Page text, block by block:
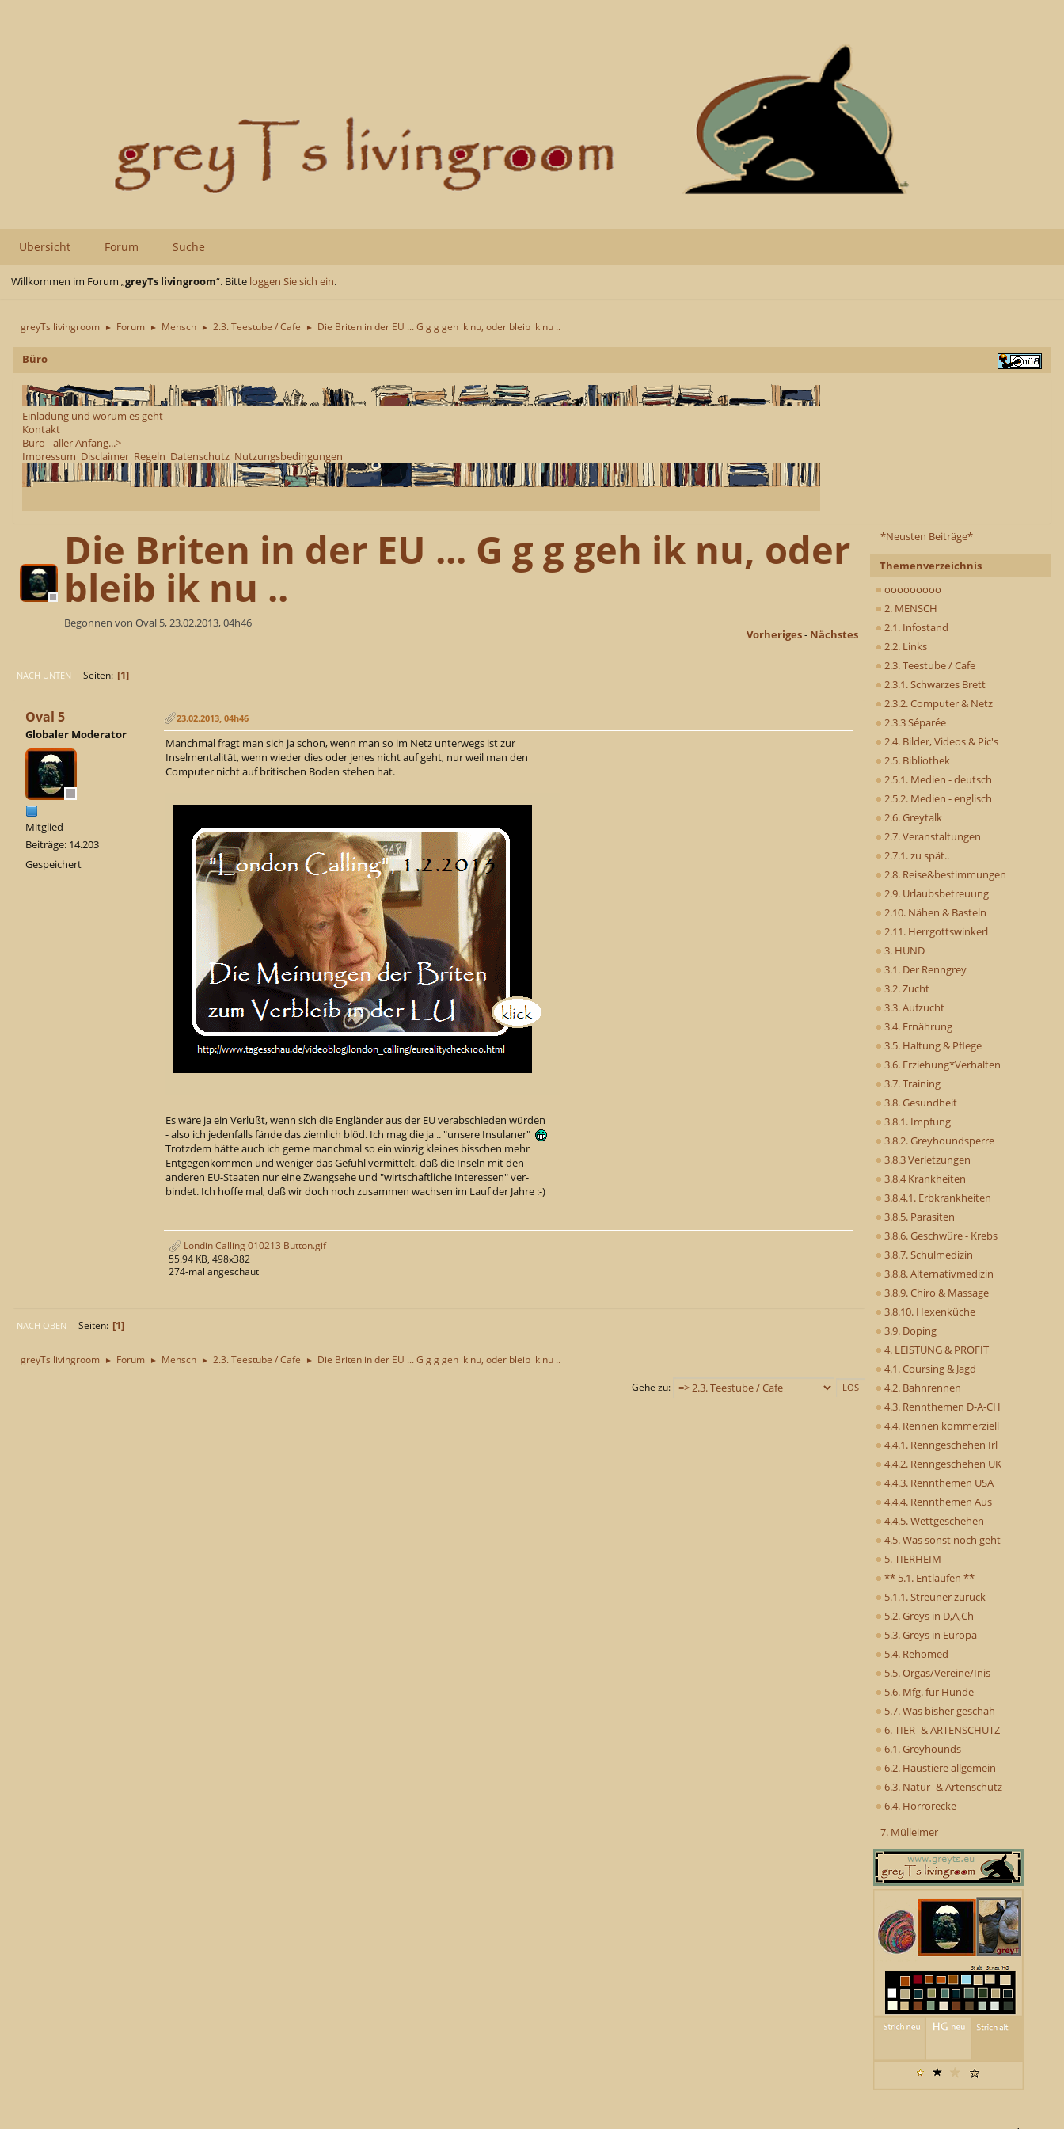
Übersicht Forum Suche
Willkommen im Forum „greyTs livingroom“. Bitte loggen Sie sich ein.
greyTs livingroom ► Forum ► Mensch ► 2.3. Teestube / Cafe ► Die Briten in der EU ... G g g geh ik nu, oder bleib ik nu ..
Büro
Einladung und worum es geht
Kontakt
Büro - aller Anfang...>
Impressum Disclaimer Regeln Datenschutz Nutzungsbedingungen
*Neusten Beiträge*
Themenverzeichnis
ooooooooo
2. MENSCH
2.1. Infostand
2.2. Links
2.3. Teestube / Cafe
2.3.1. Schwarzes Brett
2.3.2. Computer & Netz
2.3.3 Séparée
2.4. Bilder, Videos & Pic's
2.5. Bibliothek
2.5.1. Medien - deutsch
2.5.2. Medien - englisch
2.6. Greytalk
2.7. Veranstaltungen
2.7.1. zu spät..
2.8. Reise&bestimmungen
2.9. Urlaubsbetreuung
2.10. Nähen & Basteln
2.11. Herrgottswinkerl
3. HUND
3.1. Der Renngrey
3.2. Zucht
3.3. Aufzucht
3.4. Ernährung
3.5. Haltung & Pflege
3.6. Erziehung*Verhalten
3.7. Training
3.8. Gesundheit
3.8.1. Impfung
3.8.2. Greyhoundsperre
3.8.3 Verletzungen
3.8.4 Krankheiten
3.8.4.1. Erbkrankheiten
3.8.5. Parasiten
3.8.6. Geschwüre - Krebs
3.8.7. Schulmedizin
3.8.8. Alternativmedizin
3.8.9. Chiro & Massage
3.8.10. Hexenküche
3.9. Doping
4. LEISTUNG & PROFIT
4.1. Coursing & Jagd
4.2. Bahnrennen
4.3. Rennthemen D-A-CH
4.4. Rennen kommerziell
4.4.1. Renngeschehen Irl
4.4.2. Renngeschehen UK
4.4.3. Rennthemen USA
4.4.4. Rennthemen Aus
4.4.5. Wettgeschehen
4.5. Was sonst noch geht
5. TIERHEIM
** 5.1. Entlaufen **
5.1.1. Streuner zurück
5.2. Greys in D,A,Ch
5.3. Greys in Europa
5.4. Rehomed
5.5. Orgas/Vereine/Inis
5.6. Mfg. für Hunde
5.7. Was bisher geschah
6. TIER- & ARTENSCHUTZ
6.1. Greyhounds
6.2. Haustiere allgemein
6.3. Natur- & Artenschutz
6.4. Horrorecke
7. Mülleimer
Die Briten in der EU ... G g g geh ik nu, oder
bleib ik nu ..
Begonnen von Oval 5, 23.02.2013, 04h46
Vorheriges- Nächstes
NACH UNTEN Seiten 1
Oval 5
Globaler Moderator
Mitglied
Beiträge: 14.203
Gespeichert
23.02.2013, 04h46
Manchmal fragt man sich ja schon, wenn man so im Netz unterwegs ist zur
Inselmentalität, wenn wieder dies oder jenes nicht auf geht, nur weil man den
Computer nicht auf britischen Boden stehen hat.
Es wäre ja ein Verlußt, wenn sich die Engländer aus der EU verabschieden würden
- also ich jedenfalls fände das ziemlich blöd. Ich mag die ja .. "unsere Insulaner"
Trotzdem hätte auch ich gerne manchmal so ein winzig kleines bisschen mehr
Entgegenkommen und weniger das Gefühl vermittelt, daß die Inseln mit den
anderen EU-Staaten nur eine Zwangsehe und "wirtschaftliche Interessen" ver-
bindet. Ich hoffe mal, daß wir doch noch zusammen wachsen im Lauf der Jahre :-)
Londin Calling 010213 Button.gif
55.94 KB, 498x382
274-mal angeschaut
NACH OBEN Seiten 1
greyTs livingroom ► Forum ► Mensch ► 2.3. Teestube / Cafe ► Die Briten in der EU ... G g g geh ik nu, oder bleib ik nu ..
Gehe zu